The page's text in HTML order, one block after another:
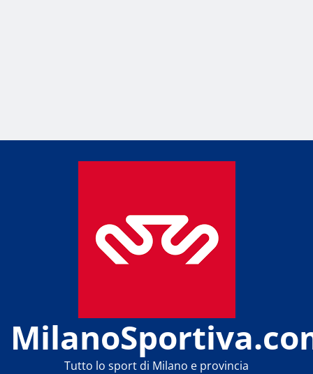
Tutto lo sport di Milano e provincia